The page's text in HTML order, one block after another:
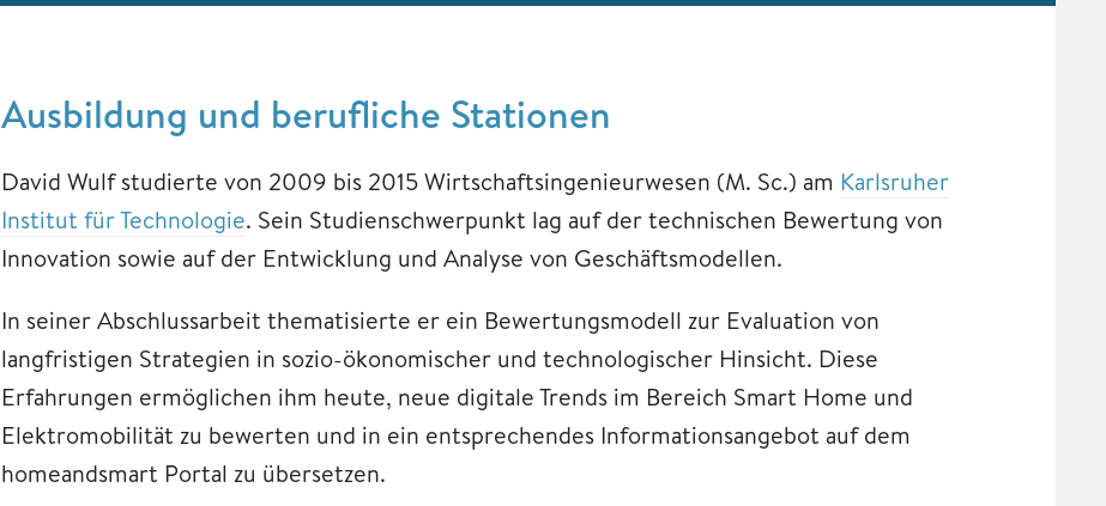
Ausbildung und berufliche Stationen
David Wulf studierte von 2009 bis 2015 Wirtschaftsingenieurwesen (M. Sc.) am Karlsruher
Institut für Technologie. Sein Studienschwerpunkt lag auf der technischen Bewertung von
Innovation sowie auf der Entwicklung und Analyse von Geschäftsmodellen.
In seiner Abschlussarbeit thematisierte er ein Bewertungsmodell zur Evaluation von
langfristigen Strategien in sozio-ökonomischer und technologischer Hinsicht. Diese
Erfahrungen ermöglichen ihm heute, neue digitale Trends im Bereich Smart Home und
Elektromobilität zu bewerten und in ein entsprechendes Informationsangebot auf dem
homeandsmart Portal zu übersetzen.